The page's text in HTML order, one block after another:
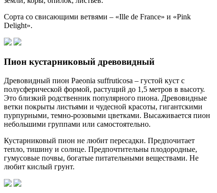
Сорта со свисающими ветвями – «Ille de France» и «Pink
Delight».
Пион кустарниковый древовидный
Древовидный пион Paeonia suffruticosa – густой куст с
полусферической формой, растущий до 1,5 метров в высоту.
Это близкий родственник популярного пиона. Древовидные
ветки покрыты листьями и чудесной красоты, гигантскими
пурпурными, темно-розовыми цветками. Высаживается пион
небольшими группами или самостоятельно.
Кустарниковый пион не любит пересадки. Предпочитает
тепло, тишину и солнце. Предпочтительны плодородные,
гумусовые почвы, богатые питательными веществами. Не
любит кислый грунт.